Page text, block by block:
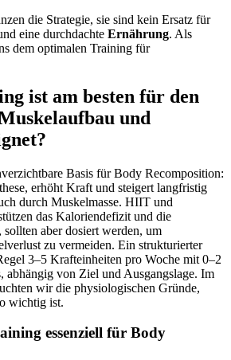
die Strategie, sie sind kein Ersatz für
eine durchdachte Ernährung. Als
dem optimalen Training für
ist am besten für den
und
Basis für Body Recomposition:
erhöht Kraft und steigert langfristig
durch Muskelmasse. HIIT und
das Kaloriendefizit und die
aber dosiert werden, um
zu vermeiden. Ein strukturierter
3–5 Krafteinheiten pro Woche mit 0–2
abhängig von Ziel und Ausgangslage. Im
wir die physiologischen Gründe,
wichtig ist.
essenziell für Body